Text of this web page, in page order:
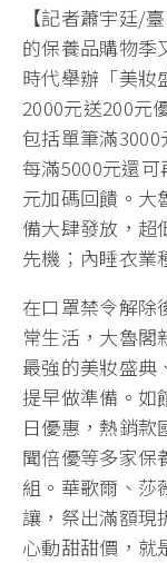
【記者蕭宇廷/
的保養品購物
時代舉辦「美妝
2000元送200元
包括單筆滿
每滿5000元還
元加碼回饋。大
備大肆發放，超
先機；內睡衣業
在口罩禁令解除
常生活，大魯閣
最強的美妝盛典
提早做準備。如
日優惠，熱銷款
聞倍優等多家保
組。華歌爾、莎
讓，祭出滿額現
心動甜甜價，就